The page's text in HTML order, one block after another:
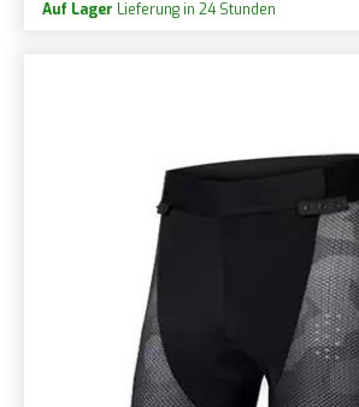
Auf Lager Lieferung in 24 Stunden